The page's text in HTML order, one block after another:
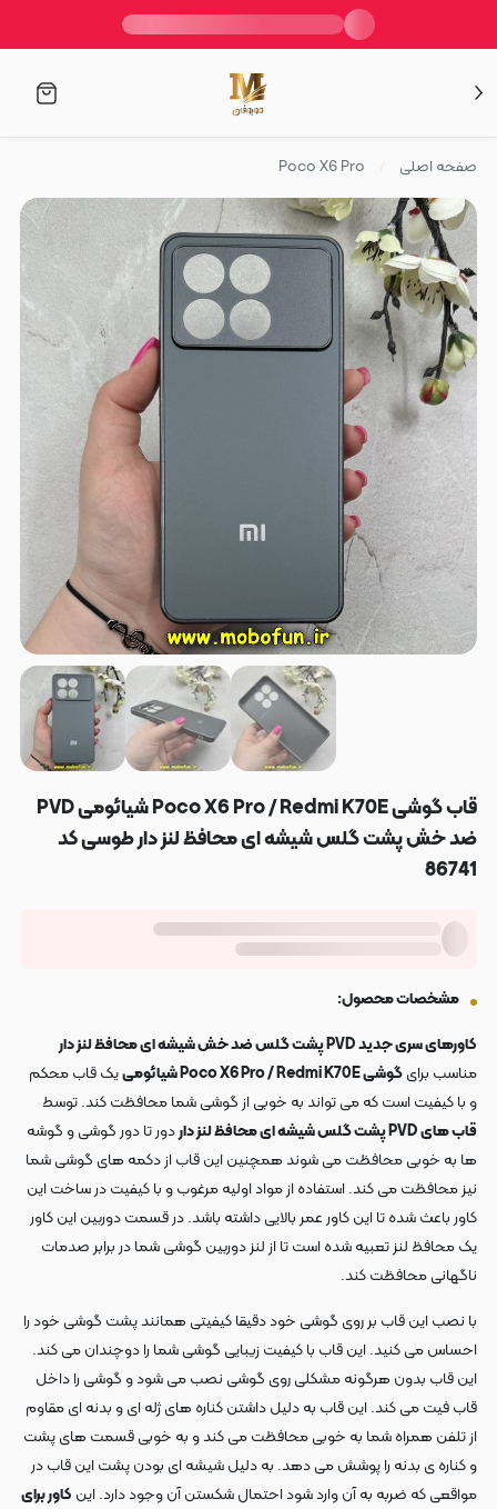
صفحه اصلی Poco X6 Pro
قاب گوشی Poco X6 Pro / Redmi K70E شیائومی PVD
ضد خش پشت گلس شیشه ای محافظ لنز دار طوسی کد
86741
مشخصات محصول:
کاورهای سری جدید PVD پشت گلس ضد خش شیشه ای محافظ لنز دار
مناسب برایگوشی Poco X6 Pro / Redmi K70E شیائومی
یک قاب محکم
و با کیفیت است که می تواند به خوبی از گوشی شما محافظت کند. توسط
قاب های PVD پشت گلس شیشه ای محافظ لنز دار
دور تا دور گوشی و گوشه
ها به خوبی محافظت می شوند همچنین این قاب از دکمه های گوشی شما
نیز محافظت می کند. استفاده از مواد اولیه مرغوب و با کیفیت در ساخت این
کاور باعث شده تا این کاور عمر بالایی داشته باشد. در قسمت دوربین این کاور
یک محافظ لنز تعبیه شده است تا از لنز دوربین گوشی شما در برابر صدمات
ناگهانی محافظت کند.
با نصب این قاب بر روی گوشی خود دقیقا کیفیتی همانند پشت گوشی خود را
احساس می کنید. این قاب با کیفیت زیبایی گوشی شما را دوچندان می کند.
این قاب بدون هرگونه مشکلی روی گوشی نصب می شود و گوشی را داخل
قاب فیت می کند. این قاب به دلیل داشتن کناره های ژله ای و بدنه ای مقاوم
از تلفن همراه شما به خوبی محافظت می کند و به خوبی قسمت های پشت
و کناره ی بدنه را پوشش می دهد. به دلیل شیشه ای بودن پشت این قاب در
مواقعی که ضربه به آن وارد شود احتمال شکستن آن وجود دارد. این کاور برای